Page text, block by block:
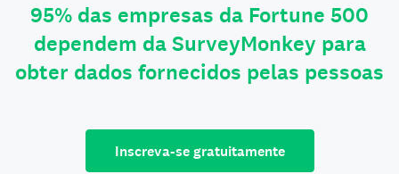
95% das empresas da Fortune 500
dependem da SurveyMonkey para
obter dados fornecidos pelas pessoas
Inscreva-se gratuitamente